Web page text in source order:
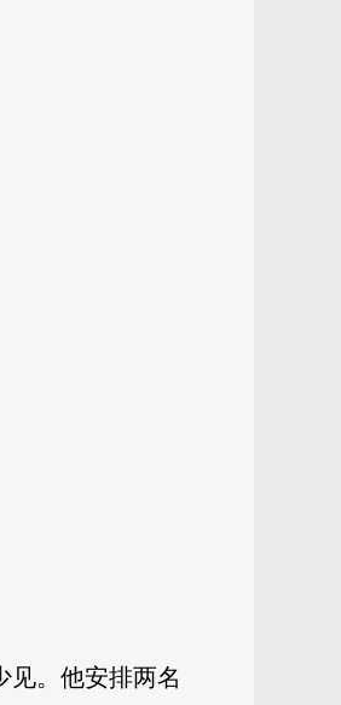
。 他安排两名